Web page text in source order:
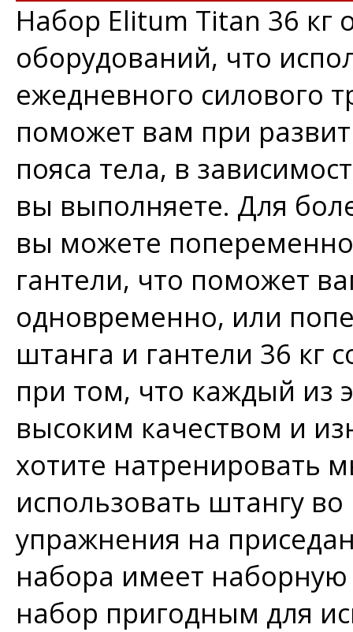
Набор Elitum Titan 36 кг
оборудований, что
ежедневного силового
поможет вам при
пояса тела, в
вы выполняете. Для
вы можете
гантели, что поможет
одновременно, или
штанга и гантели 36 кг
при том, что каждый из
высоким качеством и
хотите натренировать
использовать штангу
упражнения на
набора имеет наборную
набор пригодным для